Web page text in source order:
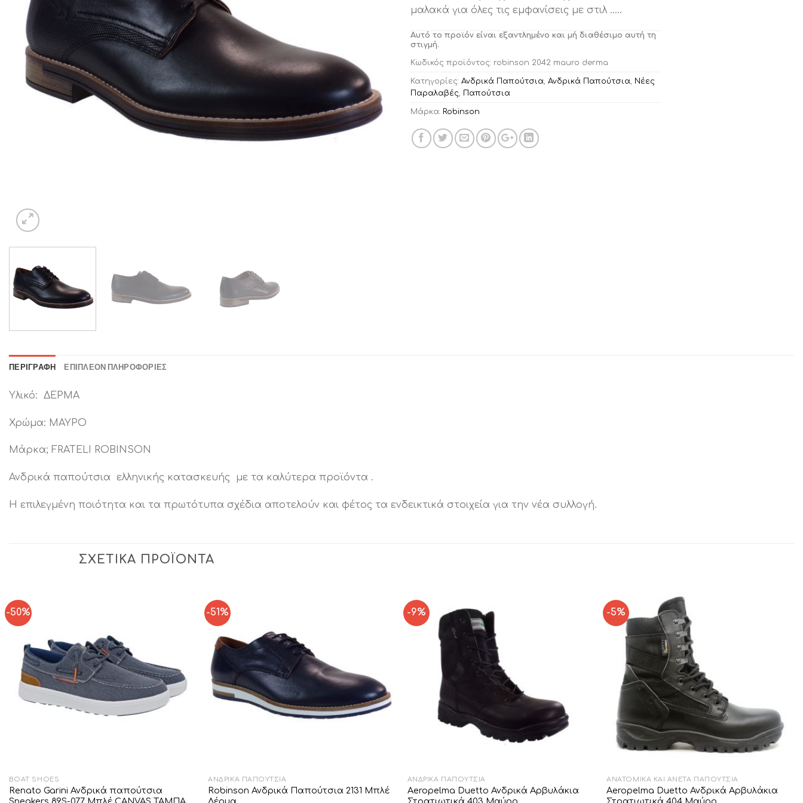
μαλακά για όλες τις εμφανίσεις με στιλ …..
Αυτό το προϊόν είναι εξαντλημένο και μή διαθέσιμο αυτή τη
στιγμή.
Κωδικός προϊόντος: robinson 2042 mauro derma
Κατηγορίες: Ανδρικά Παπούτσια, Ανδρικά Παπούτσια, Νέες
Παραλαβές, Παπούτσια
Μάρκα: Robinson
ΠΕΡΙΓΡΑΦΉ ΕΠΙΠΛΈΟΝ ΠΛΗΡΟΦΟΡΊΕΣ
Υλικό: ΔΕΡΜΑ
Χρώμα: ΜΑΥΡΟ
Μάρκα; FRATELI ROBINSON
Ανδρικά παπούτσια ελληνικής κατασκευής με τα καλύτερα προϊόντα .
Η επιλεγμένη ποιότητα και τα πρωτότυπα σχέδια αποτελούν και φέτος τα ενδεικτικά στοιχεία για την νέα συλλογή.
ΣΧΕΤΙΚΆ ΠΡΟΪΌΝΤΑ
-50%
BOAT SHOES
Renato Garini Ανδρικά παπούτσια
-51%
ΑΝΔΡΙΚΆ ΠΑΠΟΎΤΣΙΑ
Robinson Ανδρικά Παπούτσια 2131 Mπλέ
-9%
ΑΝΔΡΙΚΆ ΠΑΠΟΎΤΣΙΑ
Aeropelma Duetto Ανδρικά Αρβυλάκια
-5%
ΑΝΑΤΟΜΙΚΆ ΚΑΙ ΆΝΕΤΑ ΠΑΠΟΎΤΣΙΑ
Aeropelma Duetto Ανδρικά Αρβυλάκια